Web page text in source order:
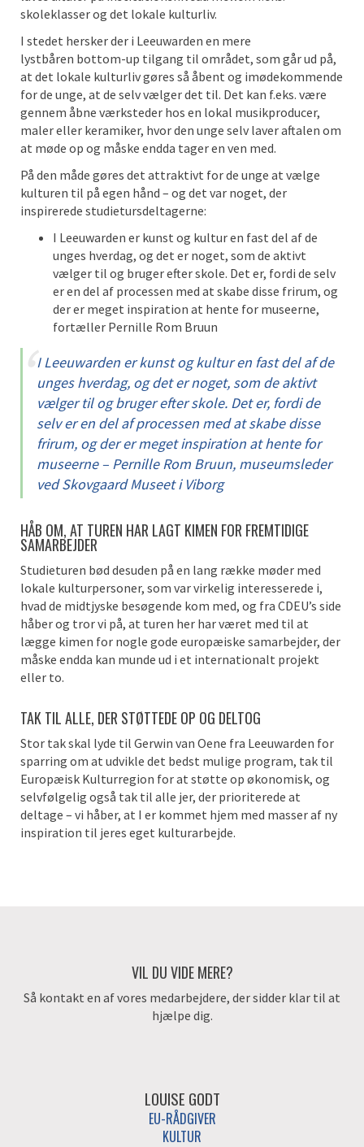
skoleklasser og det lokale kulturliv.
I stedet hersker der i Leeuwarden en mere
lystbåren bottom-up tilgang til området, som går ud på,
at det lokale kulturlivgøres så åbent og imødekommende
for de unge, at de selv vælger det til. Det kan f.eks. være
gennem åbne værksteder hos en lokal musikproducer,
maler eller keramiker, hvor den unge selv laver aftalen om
at møde op og måske endda tager en ven med.
På den måde gøres det attraktivt for de unge at vælge
kulturen til på egen hånd – og det var noget, der
inspirerede studietursdeltagerne:
I Leeuwarden er kunst og kultur en fast del af de
unges hverdag, og det er noget, som de aktivt
vælger til og bruger efter skole. Det er, fordi de selv
er en del af processen med at skabe disse frirum, og
der er meget inspiration at hente for museerne,
fortæller Pernille Rom Bruun
I Leeuwarden er kunst og kultur en fast del af de
unges hverdag, og det er noget, som de aktivt
vælger til og bruger efter skole. Det er, fordi de
selv er en del af processen med at skabe disse
frirum, og der er meget inspiration at hente for
museerne – Pernille Rom Bruun, museumsleder
ved Skovgaard Museet i Viborg
HÅB OM, AT TUREN HAR LAGT KIMEN FOR FREMTIDIGE
SAMARBEJDER
Studieturen bød desuden på en lang række møder med
lokale kulturpersoner, som var virkelig interesserede i,
hvad de midtjyske besøgende kom med, og fra CDEU’s side
håber og tror vi på, at turen her har været med til at
lægge kimen for nogle gode europæiske samarbejder, der
måske endda kan munde ud i et internationalt projekt
eller to.
TAK TIL ALLE, DER STØTTEDE OP OG DELTOG
Stor tak skal lyde til Gerwin van Oene fra Leeuwarden for
sparring om at udvikle det bedst mulige program, tak til
Europæisk Kulturregion for at støtte op økonomisk, og
selvfølgelig også tak til alle jer, der prioriterede at
deltage – vi håber, at I er kommet hjem med masser af ny
inspiration til jeres eget kulturarbejde.
VIL DU VIDE MERE?
Så kontakt en af vores medarbejdere, der sidder klar til at
hjælpe dig.
LOUISE GODT
EU-RÅDGIVER
KULTUR